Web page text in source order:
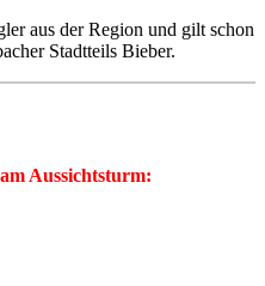
aus der Region und gilt schon
Stadtteils Bieber.
Aussichtsturm: